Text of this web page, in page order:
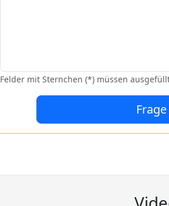
Felder mit Sternchen (*) müssen